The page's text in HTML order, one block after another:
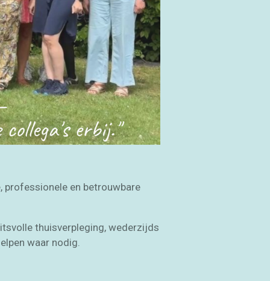
professionele en betrouwbare
thuisverpleging, wederzijds
waar nodig.